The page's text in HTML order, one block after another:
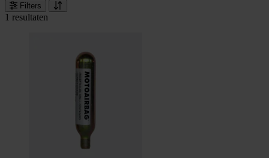
Filters
1 resultaten